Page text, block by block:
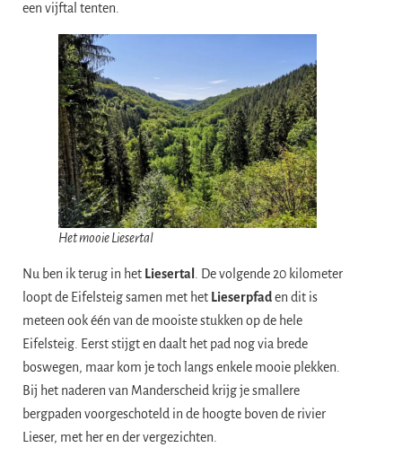
een vijftal tenten.
Het mooie Liesertal
Nu ben ik terug in het Liesertal
. De volgende 20 kilometer
loopt de Eifelsteig samen met het Lieserpfaden dit is
meteen ook één van de mooiste stukken op de hele
Eifelsteig. Eerst stijgt en daalt het pad nog via brede
boswegen, maar kom je toch langs enkele mooie plekken.
Bij het naderen van Manderscheid krijg je smallere
bergpaden voorgeschoteld in de hoogte boven de rivier
Lieser, met her en der vergezichten.